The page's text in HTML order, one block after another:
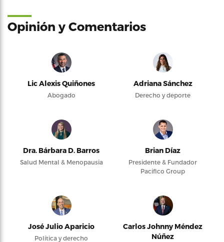
Opinión y Comentarios
Lic Alexis Quiñones
Abogado
Adriana Sánchez
Derecho y deporte
Dra. Bárbara D. Barros
Salud Mental & Menopausia
Brian Díaz
Presidente & Fundador
Pacifico Group
José Julio Aparicio
Política y derecho
Carlos Johnny Méndez
Núñez